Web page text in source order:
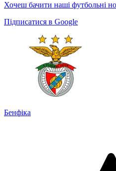
Хочеш бачити наші футбольні
Підписатися в Google
Бенфіка